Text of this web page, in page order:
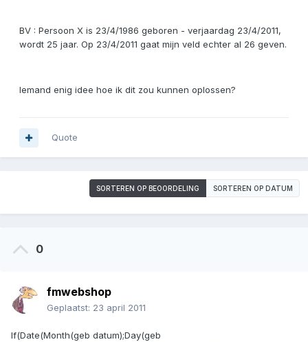
BV : Persoon X is 23/4/1986 geboren - verjaardag 23/4/2011,
wordt 25 jaar. Op 23/4/2011 gaat mijn veld echter al 26 geven.
Iemand enig idee hoe ik dit zou kunnen oplossen?
Quote
SORTEREN OP BEOORDELING SORTEREN OP DATUM
0
fmwebshop
Geplaatst: 23 april 2011
If(Date(Month(geb datum);Day(geb